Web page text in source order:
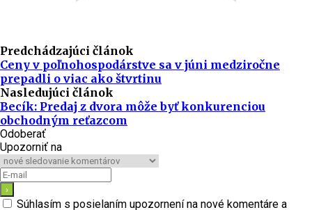
Predchádzajúci článok
Ceny v poľnohospodárstve sa v júni medziročne
prepadli o viac ako štvrtinu
Nasledujúci článok
Becík: Predaj z dvora môže byť konkurenciou
obchodným reťazcom
Odoberať
Upozorniť na
Súhlasím s posielaním upozornení na nové komentáre a